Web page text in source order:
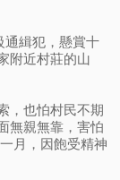
通緝犯，懸賞十
附近村莊的山
，也怕村民不期
無親無靠，害怕
月，因飽受精神